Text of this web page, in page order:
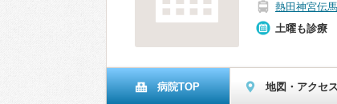
熱田神宮伝
土曜も診療
病院TOP 地図・アクセス